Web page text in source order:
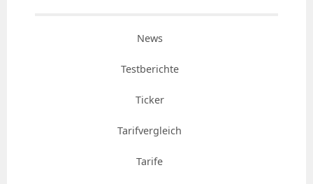
News
Testberichte
Ticker
Tarifvergleich
Tarife